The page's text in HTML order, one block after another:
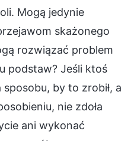
Mogą jedynie
skażonego
rozwiązać problem
podstaw? Jeśli ktoś
by to zrobił, a
nie zdoła
ani wykonać